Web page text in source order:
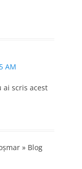
AM
ai scris acest
» Blog